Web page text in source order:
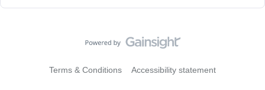
Terms & Conditions Accessibility statement